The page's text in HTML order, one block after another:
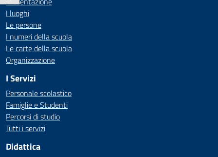
I luoghi
Le persone
I numeri della scuola
Le carte della scuola
Organizzazione
I Servizi
Personale scolastico
Famiglie e Studenti
Percorsi di studio
Tutti i servizi
Didattica